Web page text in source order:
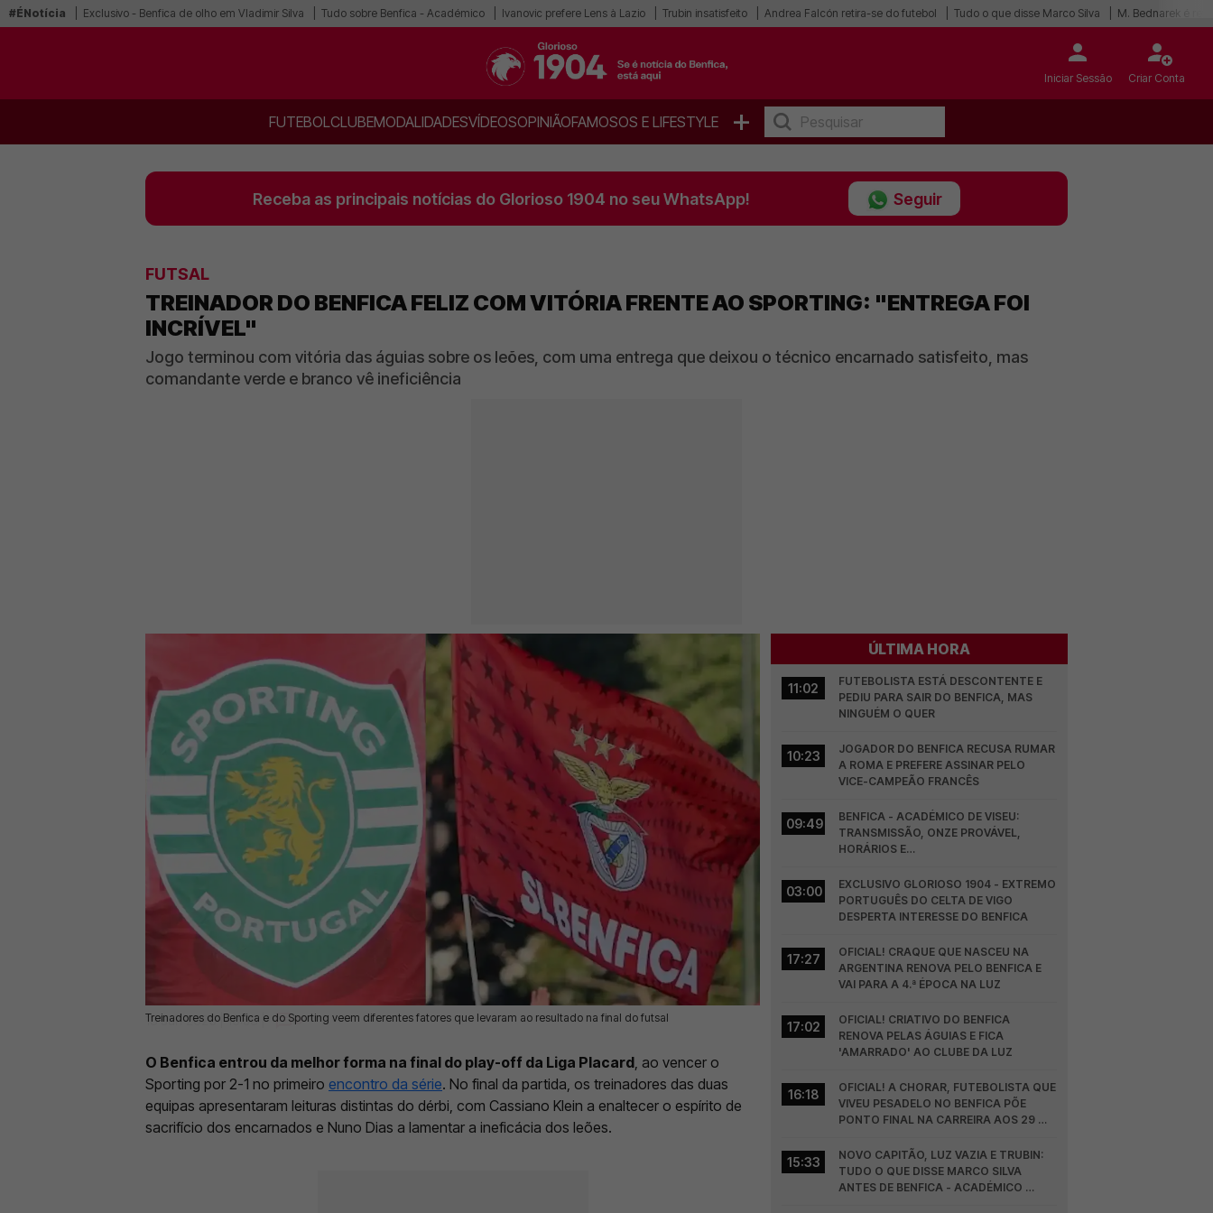
#ÉNotícia Exclusivo - Benfica de olho em Vladimir Silva Tudo sobre Benfica - Académico Ivanovic prefere Lens à Lazio Trubin insatisfeito Andrea Falcón retira-se do futebol Tudo o que disse Marco Silva M. Bednarek é
Iniciar Sessão Criar Conta
FUTEBOLCLUBEMODALIDADESVÍDEOSOPINIÃOFAMOSOS E LIFESTYLE +
Receba as principais notícias do Glorioso 1904 no seu WhatsApp! Seguir
FUTSAL
TREINADOR DO BENFICA FELIZ COM VITÓRIA FRENTE AO SPORTING: "ENTREGA FOI
INCRÍVEL"
Jogo terminou com vitória das águias sobre os leões, com uma entrega que deixou o técnico encarnado satisfeito, mas
comandante verde e branco vê ineficiência
Treinadores do Benfica e do Sporting veem diferentes fatores que levaram ao resultado na final do futsal
13 Jun 2026 | 10:53 | 0
O Benfica entrou da melhor forma na final do play-off da Liga Placard , ao vencer o
Sporting por 2-1 no primeiro encontro da série. No final da partida, os treinadores das duas
equipas apresentaram leituras distintas do dérbi, com Cassiano Klein a enaltecer o espírito de
sacrifício dos encarnados e Nuno Dias a lamentar a ineficácia dos leões.
ÚLTIMA HORA
11:02
FUTEBOLISTA ESTÁ DESCONTENTE E
PEDIU PARA SAIR DO BENFICA, MAS
NINGUÉM O QUER
10:23
JOGADOR DO BENFICA RECUSA RUMAR
A ROMA E PREFERE ASSINAR PELO
VICE-CAMPEÃO FRANCÊS
09:49
BENFICA - ACADÉMICO DE VISEU:
TRANSMISSÃO, ONZE PROVÁVEL,
HORÁRIOS E…
03:00
EXCLUSIVO GLORIOSO 1904 - EXTREMO
PORTUGUÊS DO CELTA DE VIGO
DESPERTA INTERESSE DO BENFICA
17:27
OFICIAL! CRAQUE QUE NASCEU NA
ARGENTINA RENOVA PELO BENFICA E
VAI PARA A 4.ª ÉPOCA NA LUZ
17:02
OFICIAL! CRIATIVO DO BENFICA
RENOVA PELAS ÁGUIAS E FICA
'AMARRADO' AO CLUBE DA LUZ
16:18
OFICIAL! A CHORAR, FUTEBOLISTA QUE
VIVEU PESADELO NO BENFICA PÕE
PONTO FINAL NA CARREIRA AOS 29
15:33
NOVO CAPITÃO, LUZ VAZIA E TRUBIN:
TUDO O QUE DISSE MARCO SILVA
ANTES DE BENFICA - ACADÉMICO